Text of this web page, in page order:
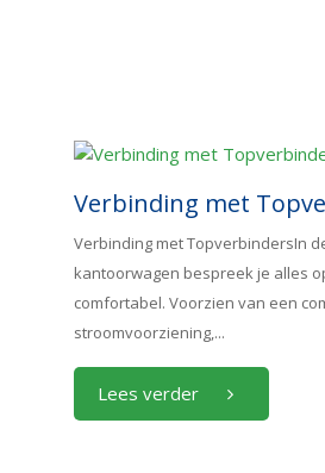
Verbinding met
Verbinding met TopverbindersIn
kantoorwagen bespreek je alles
comfortabel. Voorzien van een
stroomvoorziening,...
Lees verder